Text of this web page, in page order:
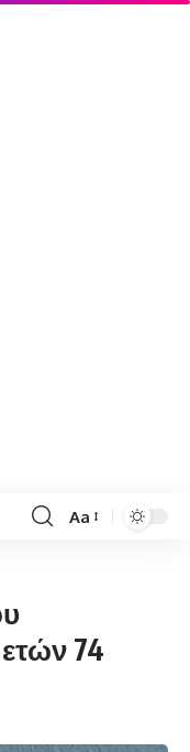
Font
Aa
74